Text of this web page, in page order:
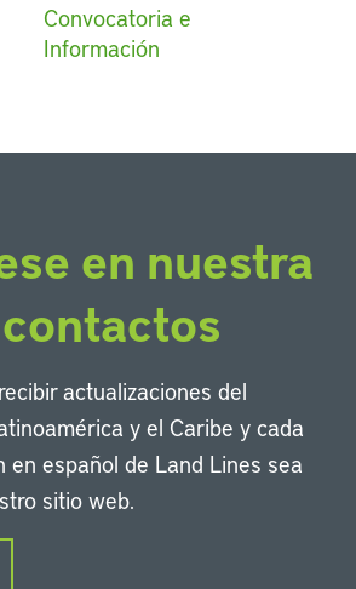
Convocatoria e
Información
en nuestra
actualizaciones del
y el Caribe y cada
en español de Land Lines sea
sitio web.